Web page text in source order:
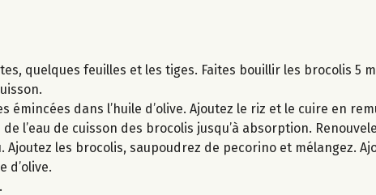
quelques feuilles et les tiges. Faites bouillir les brocolis 5
émincées dans l’huile d’olive. Ajoutez le riz et le cuire en
l’eau de cuisson des brocolis jusqu’à absorption.
Ajoutez les brocolis, saupoudrez de pecorino et mélangez.
d’olive.